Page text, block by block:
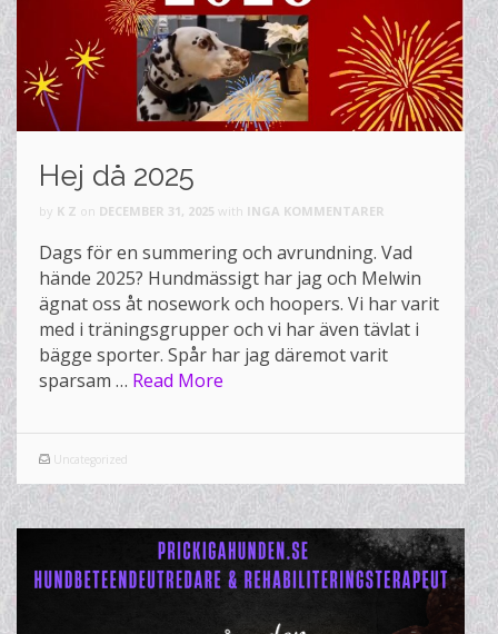
Hej då 2025
by K Z on DECEMBER 31, 2025 with INGA KOMMENTARER
Dags för en summering och avrundning. Vad
hände 2025? Hundmässigt har jag och Melwin
ägnat oss åt nosework och hoopers. Vi har varit
med i träningsgrupper och vi har även tävlat i
bägge sporter. Spår har jag däremot varit
sparsam … Read More
Uncategorized